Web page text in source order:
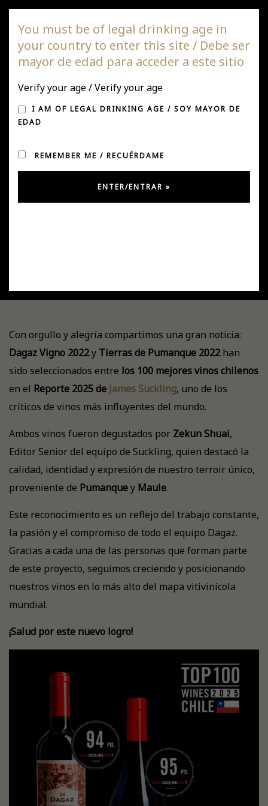
DAGAZ Wines
¡DAGAZ ENTRE LOS 100
CHILENOS SEGÚN JAMES
SUCKLING!
Con orgullo y alegría compartimos una gran noticia:
Dagaz Vigno 2022y Tierras de Pumanque 2022han
sido seleccionados entre los 100 mejores vinos chilenos
en el Reporte 2025 de James Suckling, uno de los
críticos de vinos más influyentes del mundo.
Ambos vinos fueron degustados por Zekun Shuai,
Editor Senior del equipo de Suckling, quien destacó la
calidad, identidad y expresión de nuestro terroir único,
proveniente de Pumanquey Maule.
Este reconocimiento es un reflejo del trabajo constante,
la pasión y el compromiso de todo el equipo Dagaz.
Gracias a cada una de las personas que forman parte
de este proyecto, seguimos creciendo y posicionando
nuestros vinos en lo más alto del mapa vitivinícola
mundial.
¡Salud por este nuevo logro!
You must be of legal drinking age in
your country to enter this site / Debe ser
mayor de edad para acceder a este sitio
Verify your age / Verify your age
I AM OF LEGAL DRINKING AGE / SOY MAYOR DE
EDAD
REMEMBER ME / RECUÉRDAME